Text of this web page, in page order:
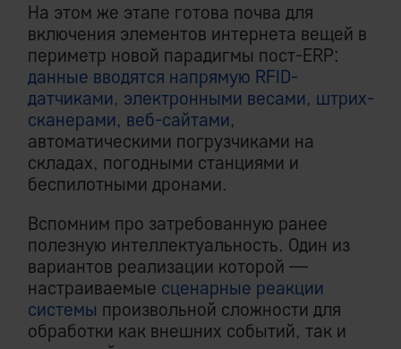
На этом же этапе готова почва для
включения элементов интернета вещей в
периметр новой парадигмы пост-ERP:
данные вводятся напрямую RFID-
датчиками, электронными весами, штрих-
сканерами, веб-сайтами,
автоматическими погрузчиками на
складах, погодными станциями и
беспилотными дронами.
Вспомним про затребованную ранее
полезную интеллектуальность. Один из
вариантов реализации которой —
настраиваемые сценарные реакции
системы произвольной сложности для
обработки как внешних событий, так и